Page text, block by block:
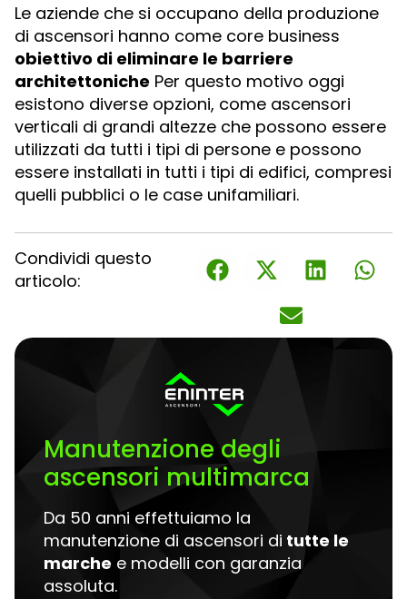
Le aziende che si occupano della produzione
di ascensori hanno come core business
obiettivo di eliminare le barriere
architettoniche Per questo motivo oggi
esistono diverse opzioni, come ascensori
verticali di grandi altezze che possono essere
utilizzati da tutti i tipi di persone e possono
essere installati in tutti i tipi di edifici, compresi
quelli pubblici o le case unifamiliari.
Condividi questo
articolo:
Manutenzione degli
ascensori multimarca
Da 50 anni effettuiamo la
manutenzione di ascensori di tutte le
marche e modelli con garanzia
assoluta.